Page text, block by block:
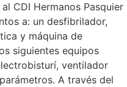
CDI Hermanos Pasquier
a: un desfibrilador,
y máquina de
siguientes equipos
ventilador
A través del